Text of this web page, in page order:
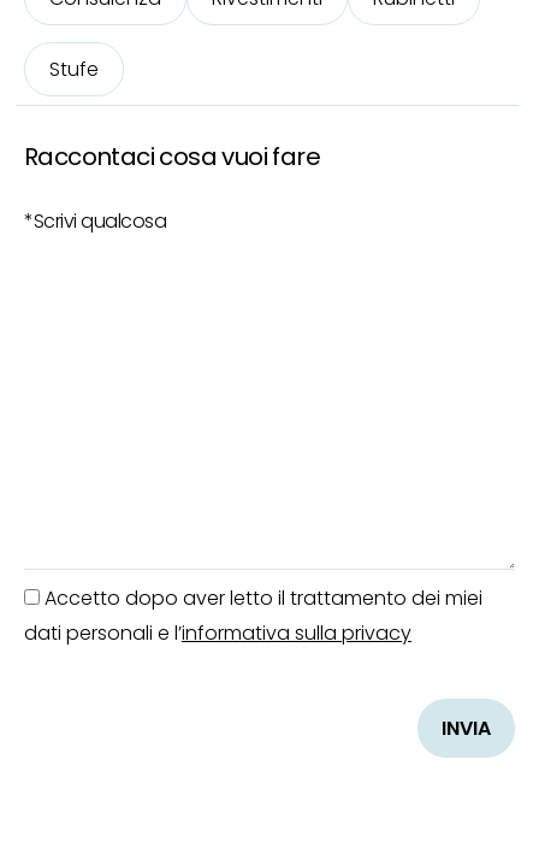
Stufe
Raccontaci cosa vuoi fare
Accetto dopo aver letto il trattamento dei miei
dati personali e l’informativa sulla privacy